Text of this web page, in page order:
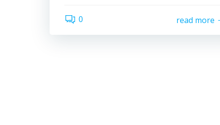
0 read more